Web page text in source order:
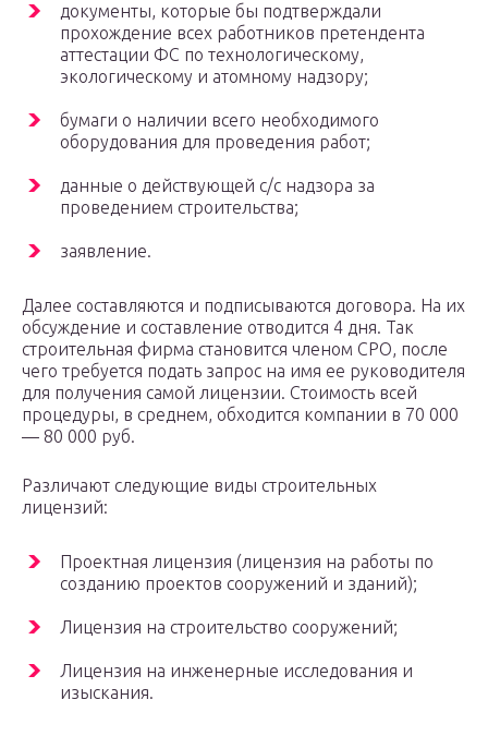
документы, которые бы подтверждали
прохождение всех работников претендента
аттестации ФС по технологическому,
экологическому и атомному надзору;
бумаги о наличии всего необходимого
оборудования для проведения работ;
данные о действующей с/с надзора за
проведением строительства;
заявление.
Далее составляются и подписываются договора. На их
обсуждение и составление отводится 4 дня. Так
строительная фирма становится членом СРО, после
чего требуется подать запрос на имя ее руководителя
для получения самой лицензии. Стоимость всей
процедуры, в среднем, обходится компании в 70 000
— 80 000 руб.
Различают следующие виды строительных
лицензий:
Проектная лицензия (лицензия на работы по
созданию проектов сооружений и зданий);
Лицензия на строительство сооружений;
Лицензия на инженерные исследования и
изыскания.